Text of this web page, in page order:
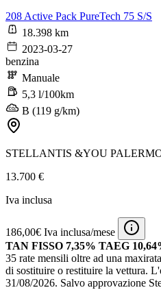
208 Active Pack PureTech 75 S/S
18.398 km
2023-03-27
benzina
Manuale
5,3 l/100km
B (119 g/km)
STELLANTIS &YOU
13.700 €
Iva inclusa
186,00€ Iva inclusa/mese
TAN FISSO 7,35% TAEG
35 rate mensili oltre ad una
di sostituire o restituire la vettura.
31/08/2026. Salvo approvazione